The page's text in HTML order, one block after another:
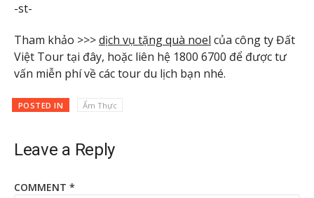
-st-
Tham khảo >>>dịch vụ tặng quà noel của công ty Đất
Việt Tour tại đây, hoặc liên hệ 1800 6700 để được tư
vấn miễn phí về các tour du lịch bạn nhé.
POSTED IN Ẩm Thực
Leave a Reply
COMMENT *